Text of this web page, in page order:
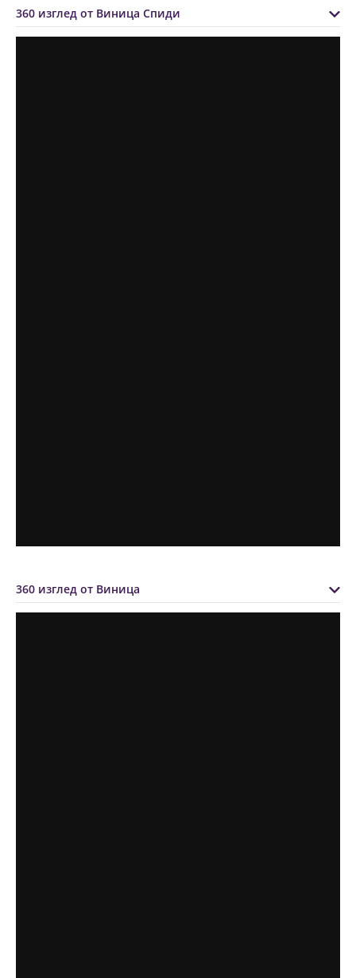
360 изглед от Виница Спиди
360 изглед от Виница